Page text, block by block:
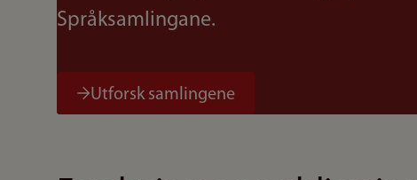
Språksamlingane.
Utforsk samlingene